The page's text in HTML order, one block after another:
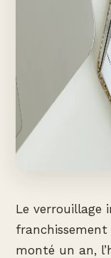
Le verrouillage
franchissement
monté un an,